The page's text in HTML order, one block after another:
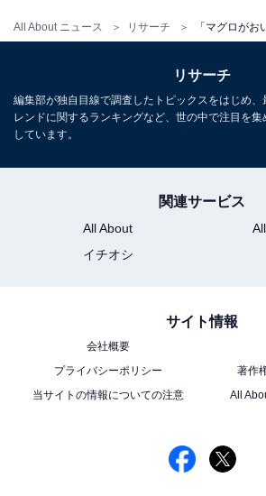
All About ニュース リサーチ
リサーチ
編集部が独自目線で調査したトピックスをはじめ、
レンドに関するランキングなど、世の中で注目を
しています。
関連サービス
All About
イチオシ
サイト情報
会社概要
プライバシーポリシー
著作
当サイトの情報についての注意
All